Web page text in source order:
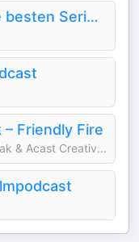
‎Streamgestöber - Die besten Serien bei Netflix & Co.
Friendly Fire
Micky Beisenherz, Oliver Polak & Acast Creative Studios Germany